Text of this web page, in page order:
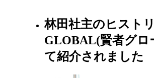
林田社主のヒスト
GLOBAL(賢者グロ
て紹介されました